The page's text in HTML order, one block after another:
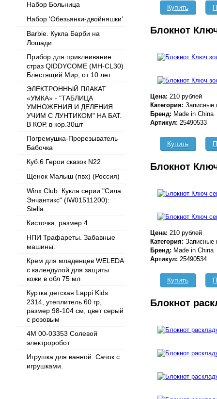
Набор Больница
Набор 'Обезьянки-двойняшки'
Barbie. Кукла Барби на
Лошади
Прибор для приклеивание
страз QIDDYCOME (MH-CL30)
Блестящий Мир, от 10 лет
ЭЛЕКТРОННЫЙ ПЛАКАТ
«УМКА» - "ТАБЛИЦА
УМНОЖЕНИЯ И ДЕЛЕНИЯ.
УЧИМ С ЛУНТИКОМ" НА БАТ.
В КОР. в кор.30шт
Погремушка-Прорезыватель
Бабочка
Куб.6 Герои сказок N22
Щенок Малыш (пвх) (Россия)
Winx Club. Кукла серии "Сила
Энчантикс" (IW01511200):
Stella
Кисточка, размер 4
НПИ Трафареты. Забавные
машины.
Крем для младенцев WELEDA
с календулой для защиты
кожи в обл 75 мл
Куртка детская Lappi Kids
2314, утеплитель 60 гр,
размер 98-104 см, цвет серый
с розовым
4M 00-03353 Солевой
электроробот
Игрушка для ванной. Сачок с
игрушками.
Купить
Блокнот
Цена: 210 рублей
Категория: Записные
Бренд: Made in China
Артикул: 25490533
Купить
Блокнот
Цена: 210 рублей
Категория: Записные
Бренд: Made in China
Артикул: 25490534
Купить
Блокнот